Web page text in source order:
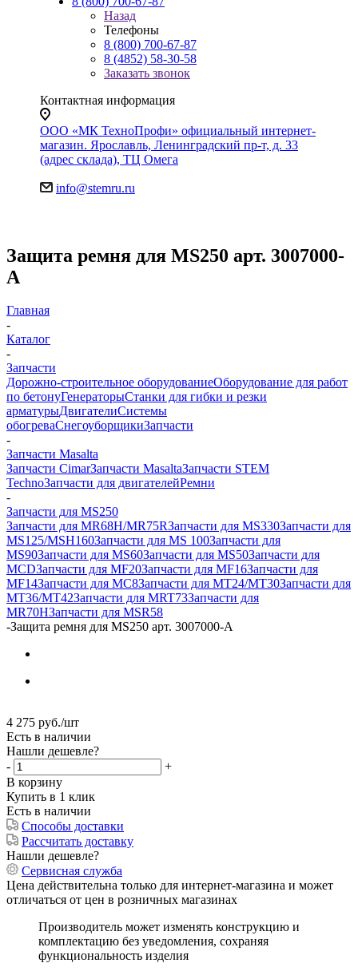
Назад
Телефоны
8 (800) 700-67-87
8 (4852) 58-30-58
Заказать звонок
Контактная информация
ООО «МК ТехноПрофи» официальный интернет-
магазин. Ярославль, Ленинградский пр-т, д. 33
(адрес склада), ТЦ Омега
info@stemru.ru
Защита ремня для MS250 арт. 3007000-
А
Главная
-
Каталог
-
Запчасти
Дорожно-строительное оборудованиеОборудование для работ
по бетонуГенераторыСтанки для гибки и резки
арматурыДвигателиСистемы
обогреваСнегоуборщикиЗапчасти
-
Запчасти Masalta
Запчасти CimarЗапчасти MasaltaЗапчасти STEM
TechnoЗапчасти для двигателейРемни
-
Запчасти для MS250
Запчасти для MR68H/MR75RЗапчасти для MS330Запчасти для
MS125/MSH160Запчасти для MS 100Запчасти для
MS90Запчасти для MS60Запчасти для MS50Запчасти для
MCDЗапчасти для MF20Запчасти для MF16Запчасти для
MF14Запчасти для MC8Запчасти для MT24/MT30Запчасти для
MT36/MT42Запчасти для MRT73Запчасти для
MR70HЗапчасти для MSR58
-Защита ремня для MS250 арт. 3007000-А
4 275 руб./шт
Есть в наличии
Нашли дешевле?
-
+
В корзину
Купить в 1 клик
Есть в наличии
Способы доставки
Рассчитать доставку
Нашли дешевле?
Сервисная служба
Цена действительна только для интернет-магазина и может
отличаться от цен в розничных магазинах
Производитель может изменять конструкцию и
комплектацию без уведомления, сохраняя
функциональность изделия